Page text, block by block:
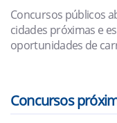
Concursos públicos
cidades próximas e
oportunidades de
Concursos